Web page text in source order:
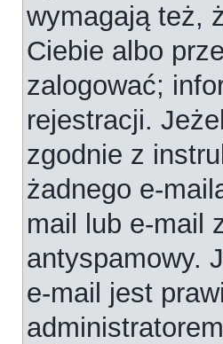
wymagają też,
Ciebie albo
zalogować;
rejestracji.
zgodnie z
żadnego e-
mail lub e-mail
antyspamowy.
e-mail jest